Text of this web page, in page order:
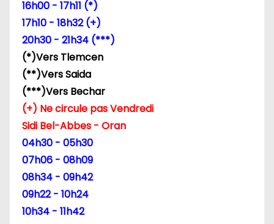
n
d
e
s
p
u
b
16h00 - 17h11 (*)
17h10 - 18h32 (+)
20h30 - 21h34 (***)
(*)Vers Tlemcen
(**)Vers Saida
(***)Vers Bechar
(+) Ne circule pas Vendredi
Sidi Bel-Abbes - Oran
04h30 - 05h30
07h06 - 08h09
08h34 - 09h42
09h22 - 10h24
10h34 - 11h42